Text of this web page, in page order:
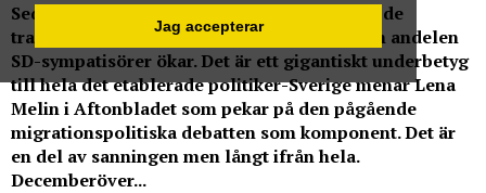
Jag accepterar
Sedan valet har en enda sak hänt. Stödet för de
traditionella blocken minskar samtidigt som andelen
SD-sympatisörer ökar. Det är ett gigantiskt underbetyg
till hela det etablerade politiker-Sverige menar Lena
Melin i Aftonbladet som pekar på den pågående
migrationspolitiska debatten som komponent. Det är
en del av sanningen men långt ifrån hela.
Decemberöver...